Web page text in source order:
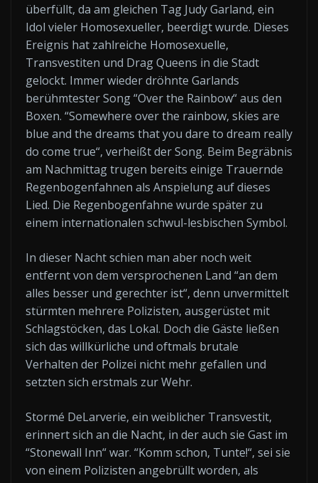
überfüllt, da am gleichen Tag Judy Garland, ein
Idol vieler Homosexueller, beerdigt wurde. Dieses
Ereignis hat zahlreiche Homosexuelle,
Transvestiten und Drag Queens in die Stadt
gelockt. Immer wieder dröhnte Garlands
berühmtester Song “Over the Rainbow“ aus den
Boxen. “Somewhere over the rainbow, skies are
blue and the dreams that you dare to dream really
do come true“, verheißt der Song. Beim Begräbnis
am Nachmittag trugen bereits einige Trauernde
Regenbogenfahnen als Anspielung auf dieses
Lied. Die Regenbogenfahne wurde später zu
einem internationalen schwul-lesbischen Symbol.
In dieser Nacht schien man aber noch weit
entfernt von dem versprochenen Land “an dem
alles besser und gerechter ist“, denn unvermittelt
stürmten mehrere Polizisten, ausgerüstet mit
Schlagstöcken, das Lokal. Doch die Gäste ließen
sich das willkürliche und oftmals brutale
Verhalten der Polizei nicht mehr gefallen und
setzten sich erstmals zur Wehr.
Stormé DeLarverie, ein weiblicher Transvestit,
erinnert sich an die Nacht, in der auch sie Gast im
“Stonewall Inn“ war. “Komm schon, Tunte!“, sei sie
von einem Polizisten angebrüllt worden, als